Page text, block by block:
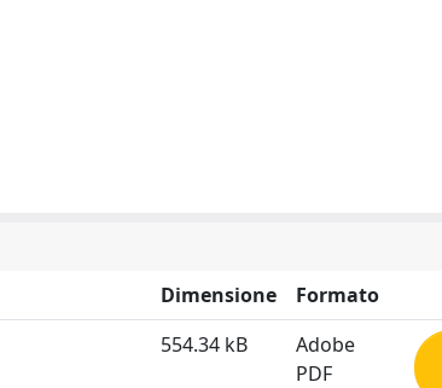
Dimensione
Formato
554.34 kB
Adobe
PDF